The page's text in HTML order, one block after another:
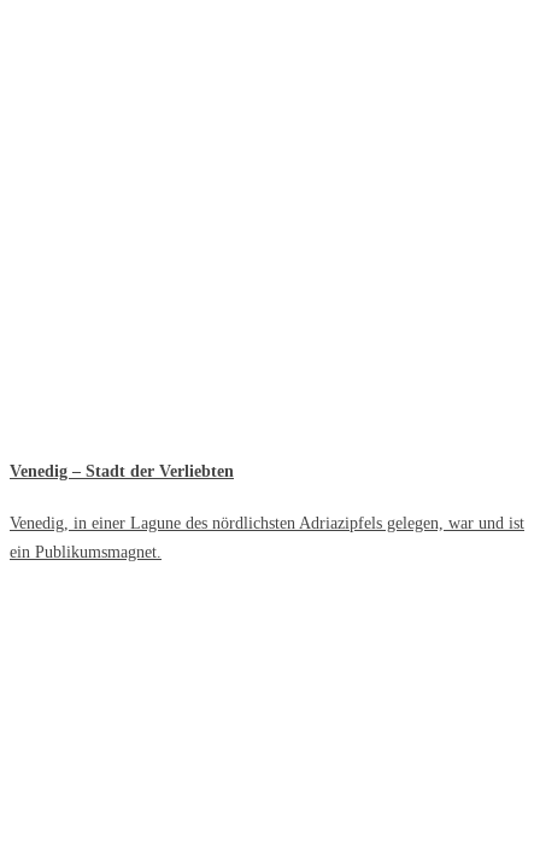
Venedig – Stadt der Verliebten
Venedig, in einer Lagune des nördlichsten Adriazipfels gelegen, war und ist
ein Publikumsmagnet.